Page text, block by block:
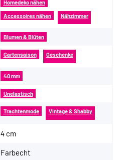
Homedeko nähen
Accessoires nähen Nähzimmer
Blumen & Blüten
Gartensaison Geschenke
40 mm
Unelastisch
Trachtenmode Vintage & Shabby
4 cm
Farbecht